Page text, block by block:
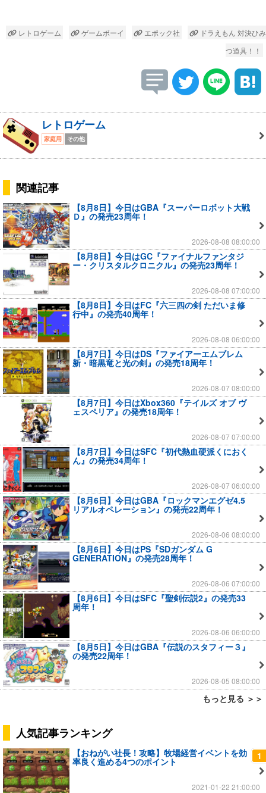
レトロゲーム ゲームボーイ エポック社
ドラえもん 対決ひみ
つ道具！！
レトロゲーム
家庭用 その他
関連記事
【8月8日】今日はGBA『スーパーロボット大戦
Ｄ』の発売23周年！
2026-08-08 08:00:00
【8月8日】今日はGC『ファイナルファンタジ
ー・クリスタルクロニクル』の発売23周年！
2026-08-08 07:00:00
【8月8日】今日はFC『六三四の剣 ただいま修
行中』の発売40周年！
2026-08-08 06:00:00
【8月7日】今日はDS『ファイアーエムブレム
新・暗黒竜と光の剣』の発売18周年！
2026-08-07 08:00:00
【8月7日】今日はXbox360『テイルズ オブ ヴ
ェスペリア』の発売18周年！
2026-08-07 07:00:00
【8月7日】今日はSFC『初代熱血硬派くにおく
ん』の発売34周年！
2026-08-07 06:00:00
【8月6日】今日はGBA『ロックマンエグゼ4.5
リアルオペレーション』の発売22周年！
2026-08-06 08:00:00
【8月6日】今日はPS『SDガンダム G
GENERATION』の発売28周年！
2026-08-06 07:00:00
【8月6日】今日はSFC『聖剣伝説2』の発売33
周年！
2026-08-06 06:00:00
【8月5日】今日はGBA『伝説のスタフィー３』
の発売22周年！
2026-08-05 08:00:00
もっと見る ＞＞
人気記事ランキング
1
【おねがい社長！攻略】牧場経営イベントを効
率良く進める4つのポイント
2021-01-22 21:00:00